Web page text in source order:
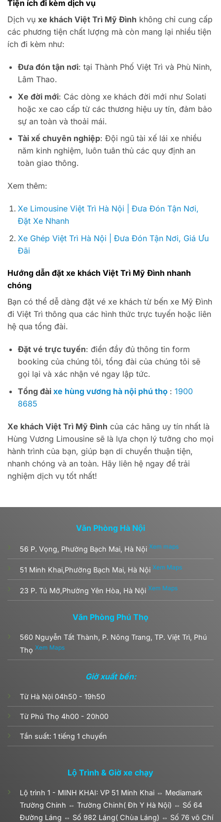
Tiện ích đi kèm dịch vụ
Dịch vụ xe khách Việt Trì Mỹ Đình không chỉ cung cấp
các phương tiện chất lượng mà còn mang lại nhiều tiện
ích đi kèm như:
Đưa đón tận nơi: tại Thành Phố Việt Trì và Phù Ninh,
Lâm Thao.
Xe đời mới: Các dòng xe khách đời mới như Solati
hoặc xe cao cấp từ các thương hiệu uy tín, đảm bảo
sự an toàn và thoải mái.
Tài xế chuyên nghiệp: Đội ngũ tài xế lái xe nhiều
năm kinh nghiệm, luôn tuân thủ các quy định an
toàn giao thông.
Xem thêm:
Xe Limousine Việt Trì Hà Nội | Đưa Đón Tận Nơi,
Đặt Xe Nhanh
Xe Ghép Việt Trì Hà Nội | Đưa Đón Tận Nơi, Giá Ưu
Đãi
Hướng dẫn đặt xe khách Việt Trì Mỹ Đình nhanh
chóng
Bạn có thể dễ dàng đặt vé xe khách từ bến xe Mỹ Đình
đi Việt Trì thông qua các hình thức trực tuyến hoặc liên
hệ qua tổng đài.
Đặt vé trực tuyến: điền đầy đủ thông tin form
booking của chúng tôi, tổng đài của chúng tôi sẽ
gọi lại và xác nhận vé ngay lập tức.
Tổng đài xe hùng vương hà nội phú thọ : 1900
8685
Xe khách Việt Trì Mỹ Đình của các hãng uy tín nhất là
Hùng Vương Limousine sẽ là lựa chọn lý tưởng cho mọi
hành trình của bạn, giúp bạn di chuyển thuận tiện,
nhanh chóng và an toàn. Hãy liên hệ ngay để trải
nghiệm dịch vụ tốt nhất!
Văn Phòng Hà Nội
56 P. Vọng, Phường Bạch Mai, Hà Nội Xem maps
51 Minh Khai,Phường Bạch Mai, Hà Nội Xem Maps
23 P. Tú Mỡ,Phường Yên Hòa, Hà Nội Xem Maps
Văn Phòng Phú Thọ
560 Nguyễn Tất Thành, P. Nông Trang, TP. Việt Trì, Phú
Thọ Xem Maps
Giờ xuất bến:
Từ Hà Nội 04h50 - 19h50
Từ Phú Thọ 4h00 - 20h00
Tần suất: 1 tiếng 1 chuyến
Lộ Trình & Giờ xe chạy
Lộ trình 1 - MINH KHAI: VP 51 Minh Khai ⇔ Mediamark
Trường Chinh ⇔ Trường Chinh( Đh Y Hà Nội) ⇔ Số 64
Đường Láng ⇔ Số 982 Láng( Chùa Láng) ⇔ Số 76 võ Chí